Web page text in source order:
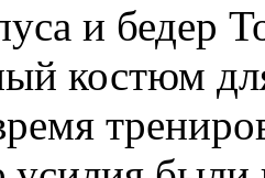
и бедер
костюм